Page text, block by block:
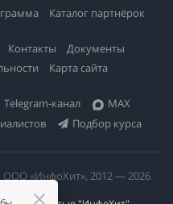
Каталог партнёрок
Контакты
Документы
Карта сайта
Telegram-канал
MAX
Подбор курса
ООО «ИнфоХит», 2012 — 2026